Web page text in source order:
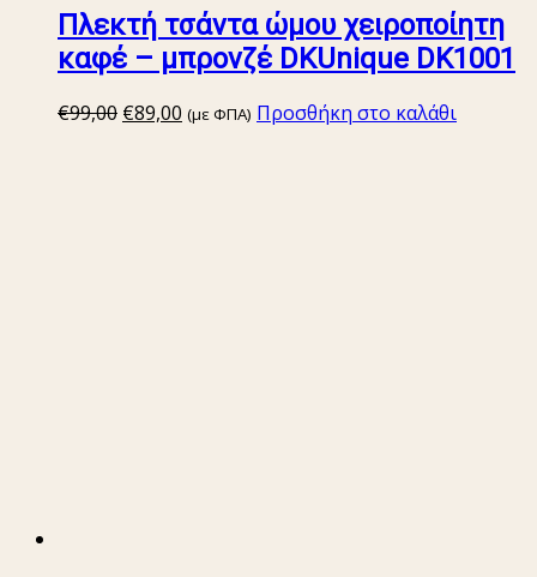
Πλεκτή τσάντα ώμου χειροποίητη
καφέ – μπρονζέ DKUnique DK1001
€99,00 Original
€89,00 Η
(με ΦΠΑ) Προσθήκη στο καλάθι